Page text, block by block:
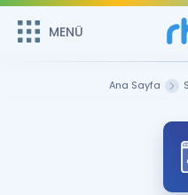
MENÜ
Sepetin
Remzi Hoca ile seni sınava
MENÜ
Ana Sayfa